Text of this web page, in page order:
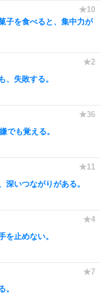
子を食べると、集中力が
、失敗する。
でも覚える。
深いつながりがある。
を止めない。
。